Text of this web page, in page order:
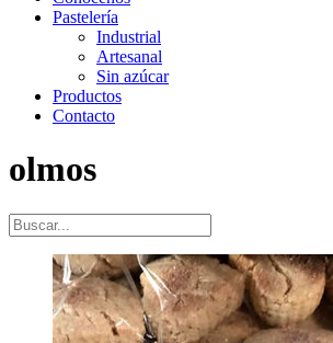
Pastelería
Industrial
Artesanal
Sin azúcar
Productos
Contacto
olmos